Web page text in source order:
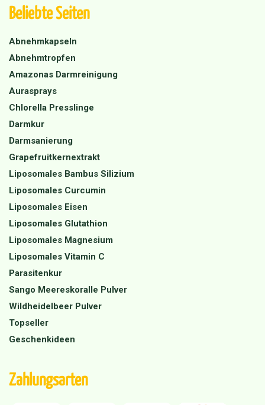
Beliebte Seiten
Abnehmkapseln
Abnehmtropfen
Amazonas Darmreinigung
Aurasprays
Chlorella Presslinge
Darmkur
Darmsanierung
Grapefruitkernextrakt
Liposomales Bambus Silizium
Liposomales Curcumin
Liposomales Eisen
Liposomales Glutathion
Liposomales Magnesium
Liposomales Vitamin C
Parasitenkur
Sango Meereskoralle Pulver
Wildheidelbeer Pulver
Topseller
Geschenkideen
Zahlungsarten